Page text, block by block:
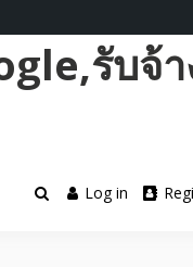
รับจ้
Log in